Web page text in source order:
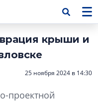
крыши и
25 ноября 2024 в 14:30
проектной